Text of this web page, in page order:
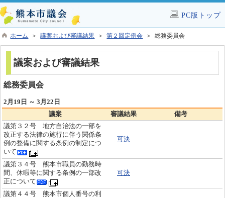
PC版トップ
ホーム ＞議案および審議結果 ＞第２回定例会 ＞ 総務委員会
議案および審議結果
総務委員会
2月19日 ～ 3月22日
議案
審議結果
備考
議第３２号 地方自治法の一部を
改正する法律の施行に伴う関係条
例の整備に関する条例の制定につ
いて
可決
議第３４号 熊本市職員の勤務時
間、休暇等に関する条例の一部改
正について
可決
議第４４号 熊本市個人番号の利